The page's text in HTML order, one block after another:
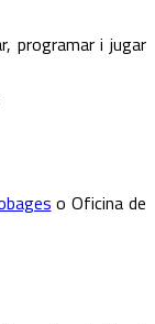
programar i jugar
o Oficina de